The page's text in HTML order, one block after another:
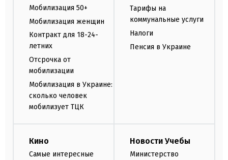
Мобилизация 50+
Мобилизация женщин
Контракт для 18-24-
летних
Отсрочка от
мобилизации
Мобилизация в Украине:
сколько человек
мобилизует ТЦК
Тарифы на
коммунальные услуги
Налоги
Пенсия в Украине
Кино
Самые интересные
Новости Учебы
Министерство